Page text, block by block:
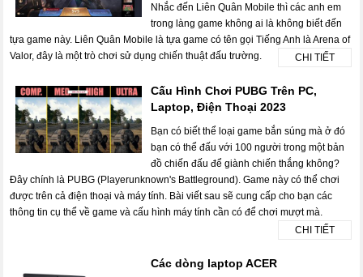
Nhắc đến Liên Quân Mobile thì các anh em
trong làng game không ai là không biết đến
tựa game này. Liên Quân Mobile là tựa game có tên gọi Tiếng Anh là Arena of
Valor, đây là một trò chơi sử dụng chiến thuật đấu trường.
CHI TIẾT
Cấu Hình Chơi PUBG Trên PC,
Laptop, Điện Thoại 2023
Bạn có biết thể loại game bắn súng mà ở đó
bạn có thể đấu với 100 người trong một bản
đồ chiến đấu để giành chiến thắng không?
Đây chính là PUBG (Playerunknown's Battleground). Game này có thể chơi
được trên cả điện thoại và máy tính. Bài viết sau sẽ cung cấp cho bạn các
thông tin cụ thể về game và cấu hình máy tính cần có để chơi mượt mà.
CHI TIẾT
Các dòng laptop ACER